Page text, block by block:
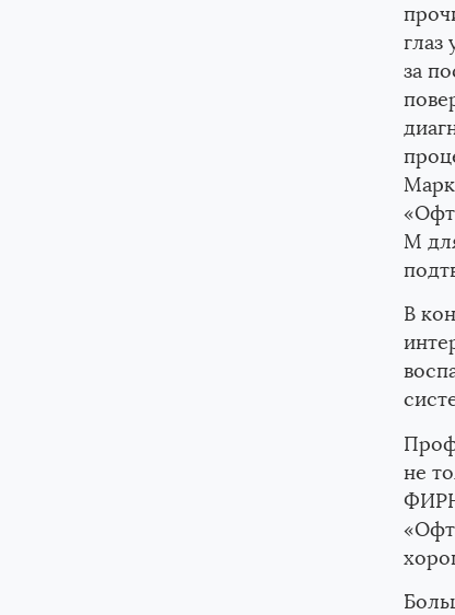
глаз
за
М
В
не
Задать свой вопрос